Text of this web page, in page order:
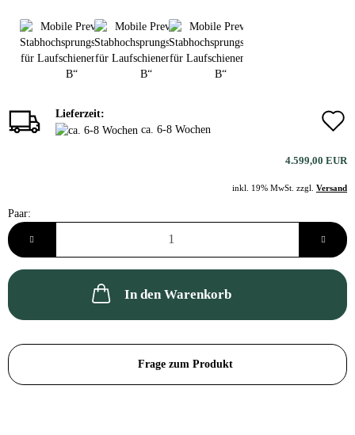
Lieferzeit:
ca. 6-8 Wochen
4.599,00 EUR
inkl. 19% MwSt. zzgl. Versand
Paar:
Paar
In den Warenkorb
Frage zum Produkt